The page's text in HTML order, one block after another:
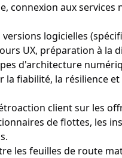
connexion aux
versions logicielles
UX, préparation à la
d'architecture
fiabilité, la résilience
client sur les
de flottes, les
les feuilles de route